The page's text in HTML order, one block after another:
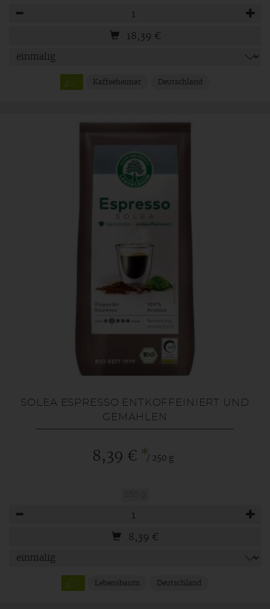
18,39 €
Kaffeeheimat Deutschland
SOLEA ESPRESSO ENTKOFFEINIERT UND
GEMAHLEN
8,39 € */ 250 g
8,39 €
Lebensbaum Deutschland